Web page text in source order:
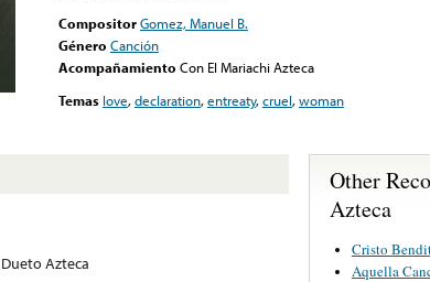
CompositorGomez, Manuel B.
Género Canción
Acompañamiento Con El Mariachi Azteca
Temas love,declaration,entreaty,cruel,woman
Dueto Azteca
Other
Azteca
Cristo
Aquella